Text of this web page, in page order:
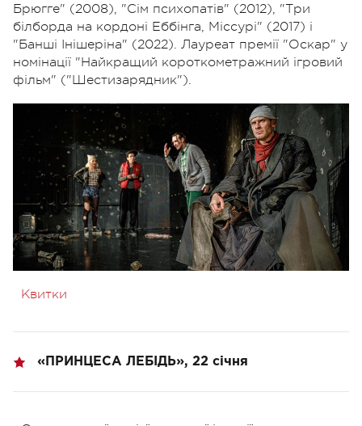
Брюгге" (2008), "Сім психопатів" (2012), "Три
білборда на кордоні Еббінга, Міссурі" (2017) і
"Банші Інішеріна" (2022). Лауреат премії "Оскар" у
номінації "Найкращий короткометражний ігровий
фільм" ("Шестизарядник").
Квитки
«ПРИНЦЕСА ЛЕБІДЬ», 22 січня